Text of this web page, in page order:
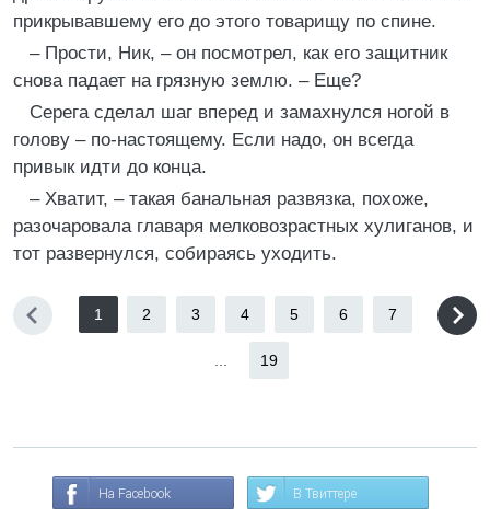
прикрывавшему его до этого товарищу по спине.
– Прости, Ник, – он посмотрел, как его защитник
снова падает на грязную землю. – Еще?
Серега сделал шаг вперед и замахнулся ногой в
голову – по-настоящему. Если надо, он всегда
привык идти до конца.
– Хватит, – такая банальная развязка, похоже,
разочаровала главаря мелковозрастных хулиганов, и
тот развернулся, собираясь уходить.
1 2 3 4 5 6 7
19
На Facebook В Твиттере